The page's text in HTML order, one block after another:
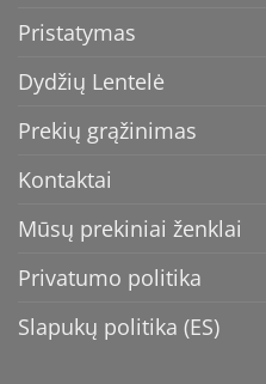
Pristatymas
Dydžių Lentelė
Prekių grąžinimas
Kontaktai
Mūsų prekiniai ženklai
Privatumo politika
Slapukų politika (ES)